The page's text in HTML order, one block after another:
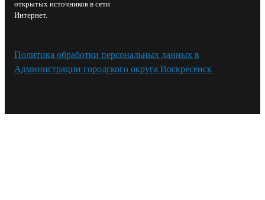
открытых источников в сети
Интернет.
Политика обработки персональных данных в
Администрации городского округа Воскресенск